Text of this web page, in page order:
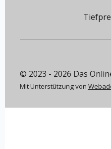
© 2023 - 2026 Das
Mit Unterstützung von